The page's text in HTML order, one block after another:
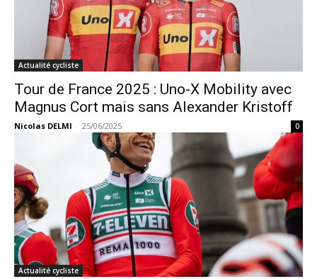
Actualité cycliste
Tour de France 2025 : Uno-X Mobility avec
Magnus Cort mais sans Alexander Kristoff
Nicolas DELMI - 25/06/2025 0
Actualité cycliste